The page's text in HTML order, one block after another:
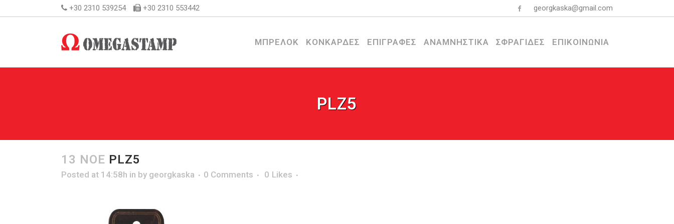
+30 2310 539254 +30 2310 553442 georgkaska@gmail.com
ΜΠΡΕΛΟΚ ΚΟΝΚΑΡΔΕΣ ΕΠΙΓΡΑΦΕΣ ΑΝΑΜΝΗΣΤΙΚΑ ΣΦΡΑΓΙΔΕΣ ΕΠΙΚΟΙΝΩΝΙΑ
PLZ5
13 ΝΟΈ PLZ5
Posted at 14:58h in by georgkaska 0 Comments 0 Likes